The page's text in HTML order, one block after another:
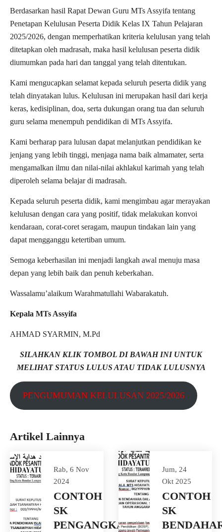
Berdasarkan hasil Rapat Dewan Guru MTs Assyifa tentang
Penetapan Kelulusan Peserta Didik Kelas IX Tahun Pelajaran
2025/2026, dengan memperhatikan kriteria kelulusan yang telah
ditetapkan oleh madrasah, maka hasil kelulusan peserta didik
diumumkan pada hari dan tanggal yang telah ditentukan.
Kami mengucapkan selamat kepada seluruh peserta didik yang
telah dinyatakan lulus. Kelulusan ini merupakan hasil dari kerja
keras, kedisiplinan, doa, serta dukungan orang tua dan seluruh
guru selama menempuh pendidikan di MTs Assyifa.
Kami berharap para lulusan dapat melanjutkan pendidikan ke
jenjang yang lebih tinggi, menjaga nama baik almamater, serta
mengamalkan ilmu dan nilai-nilai akhlakul karimah yang telah
diperoleh selama belajar di madrasah.
Kepada seluruh peserta didik, kami mengimbau agar merayakan
kelulusan dengan cara yang positif, tidak melakukan konvoi
kendaraan, corat-coret seragam, maupun tindakan lain yang
dapat mengganggu ketertiban umum.
Semoga keberhasilan ini menjadi langkah awal menuju masa
depan yang lebih baik dan penuh keberkahan.
Wassalamu’alaikum Warahmatullahi Wabarakatuh.
Kepala MTs Assyifa
AHMAD SYARMIN, M.Pd
SILAHKAN KLIK TOMBOL DI BAWAH INI UNTUK
MELIHAT STATUS LULUS ATAU TIDAK LULUSNYA
PENGUMUMAN KELULUSAN 2025/2026
Artikel Lainnya
Rab, 6 Nov
2024
CONTOH
SK
PENGANGKATAN
Jum, 24
Okt 2025
CONTOH
SK